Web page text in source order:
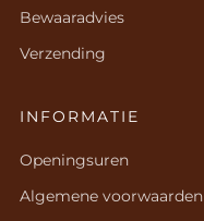
Bewaaradvies
Verzending
INFORMATIE
Openingsuren
Algemene voorwaarden